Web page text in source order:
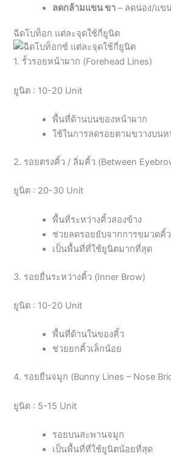
ลดกล้ามแขน ขา – ลดน่อง/แข
ฉีดโบท็อก แต่ละจุดใช้กี่ยูนิต
1. รั้วรอยหน้าผาก (Forehead Lines)
ยูนิต : 10-20 Unit
พื้นที่ด้านบนของหน้าผาก
ใช้ในการลดรอยตามขวางบน
2. รอยตรงคิ้ว / ลิ่มคิ้ว (Between
ยูนิต : 20-30 Unit
พื้นที่ระหว่างคิ้วสองข้าง
ช่วยลดรอยยับจากการขมวดคิ้ว
เป็นพื้นที่ที่ใช้ยูนิตมากที่สุด
3. รอยยื่นระหว่างคิ้ว (Inner Brow)
ยูนิต : 10-20 Unit
พื้นที่ด้านในของคิ้ว
ช่วยยกคิ้วเล็กน้อย
4. รอยยืนจมูก (Bunny Lines – Nose
ยูนิต : 5-15 Unit
รอยบนสะพานจมูก
เป็นพื้นที่ที่ใช้ยูนิตน้อยที่สุด